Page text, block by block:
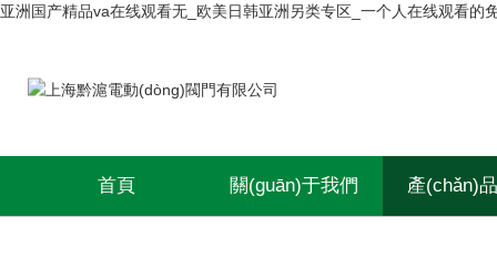
亚洲国产精品va在线观看无_欧美日韩亚洲另类专区_一个人在线观看
首頁 關(guān)于我們 產(chǎn)